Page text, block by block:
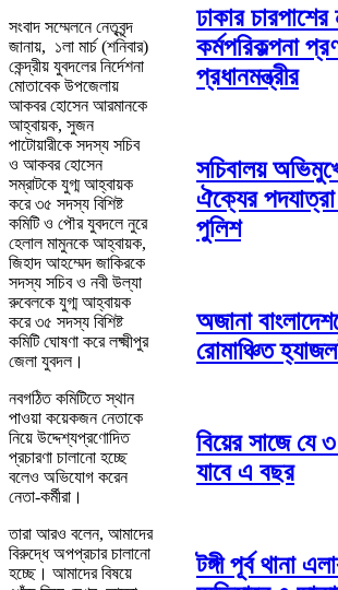
সংবাদ সম্মেলনে নেতৃবৃন্দ
জানায়, ১লা মার্চ (শনিবার)
কেন্দ্রীয় যুবদলের নির্দেশনা
মোতাবেক উপজেলায়
আকবর হোসেন আরমানকে
আহ্বায়ক, সুজন
পাটোয়ারীকে সদস্য সচিব
ও আকবর হোসেন
সম্রাটকে যুগ্ম আহ্বায়ক
করে ৩৫ সদস্য বিশিষ্ট
কমিটি ও পৌর যুবদলে নুরে
হেলাল মামুনকে আহ্বায়ক,
জিহাদ আহম্মেদ জাকিরকে
সদস্য সচিব ও নবী উল্যা
রুবেলকে যুগ্ম আহ্বায়ক
করে ৩৫ সদস্য বিশিষ্ট
কমিটি ঘোষণা করে লক্ষ্মীপুর
জেলা যুবদল।
নবগঠিত কমিটিতে স্থান
পাওয়া কয়েকজন নেতাকে
নিয়ে উদ্দেশ্যপ্রণোদিত
প্রচারণা চালানো হচ্ছে
বলেও অভিযোগ করেন
নেতা-কর্মীরা।
তারা আরও বলেন, আমাদের
বিরুদ্ধে অপপ্রচার চালানো
হচ্ছে। আমাদের বিষয়ে
ঢাকার
কর্মপরিকল্পনা
প্রধানমন্ত্রীর
সচিবালয়
ঐক্যের
পুলিশ
অজানা
রোমাঞ্চিত
বিয়ের সাজে যে
যাবে এ বছর
টঙ্গী পূর্ব থানা